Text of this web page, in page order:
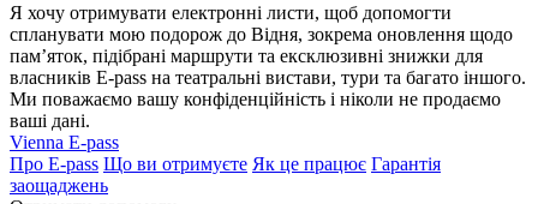
Я хочу отримувати електронні листи, щоб допомогти
спланувати мою подорож до Відня, зокрема оновлення щодо
пам’яток, підібрані маршрути та ексклюзивні знижки для
власників E-pass на театральні вистави, тури та багато іншого.
Ми поважаємо вашу конфіденційність і ніколи не продаємо
ваші дані.
Vienna E-pass
Про E-pass Що ви отримуєте Як це працює Гарантія
заощаджень